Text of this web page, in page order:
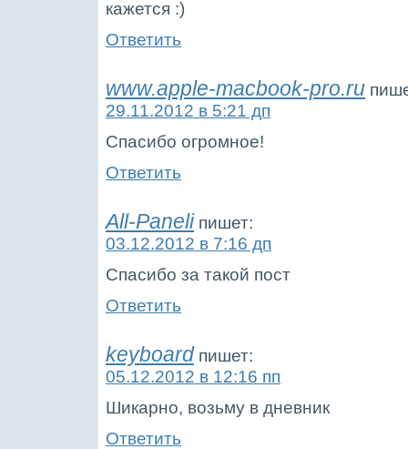
кажется
Ответить
www.apple-macbook-pro.ru
29.11.2012 в 5:21 дп
Спасибо огромное!
Ответить
All-Paneli пишет:
03.12.2012 в 7:16 дп
Спасибо за такой пост
Ответить
keyboard пишет:
05.12.2012 в 12:16 пп
Шикарно, возьму в дневник
Ответить